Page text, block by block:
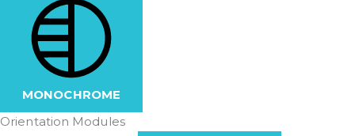
MONOCHROME
Orientation Modules